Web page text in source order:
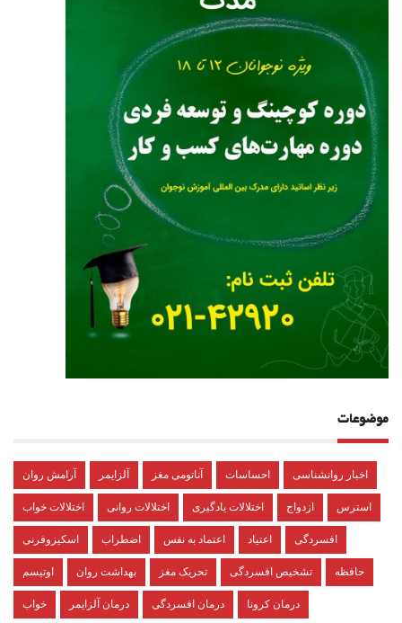
موضوعات
آرامش روان آلزایمر آناتومی مغز احساسات اخبار روانشناسی
اختلالات خواب اختلالات روانی اختلالات یادگیری ازدواج استرس
اسکیزوفرنی اضطراب اعتماد به نفس اعتیاد افسردگی
اوتیسم بهداشت روان تحریک مغز تشخیص افسردگی حافظه
خواب درمان آلزایمر درمان افسردگی درمان کرونا